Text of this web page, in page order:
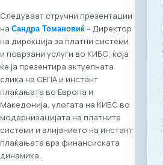
Следуваат стручни презентации
на Сандра Томановиќ – Директор
на дирекција за платни системи
и поврзани услуги во КИБС, која
ќе ја презентира актуелната
слика на СЕПА и инстант
плаќањата во Европа и
Македонија, улогата на КИБС во
модернизацијата на платните
системи и влијанието на инстант
плаќањата врз финансиската
динамика.